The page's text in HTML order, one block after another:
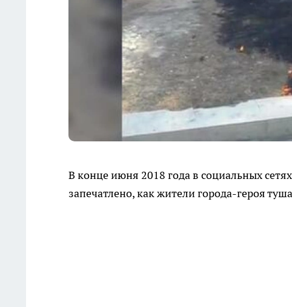
В конце июня 2018 года в социальных сетях
запечатлено, как жители города-героя